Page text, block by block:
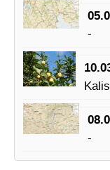
-
-